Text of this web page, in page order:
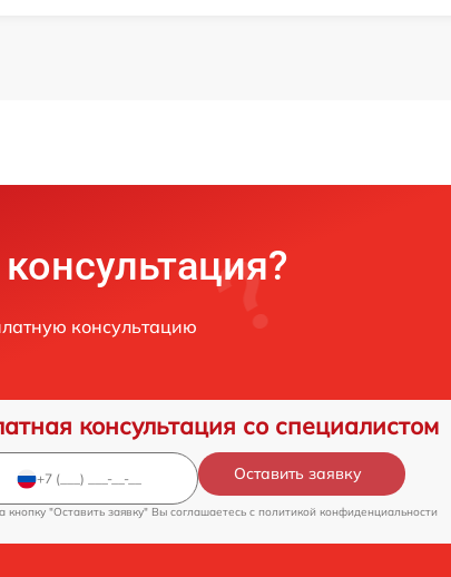
консультацию
консультация со специалистом
Оставить заявку
кнопку "Оставить заявку" Вы соглашаетесь c политикой конфиденциальности